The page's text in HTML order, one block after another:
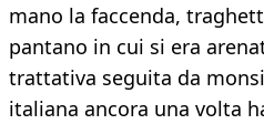
mano la faccenda,
pantano in cui si era
trattativa seguita da
italiana ancora una volta